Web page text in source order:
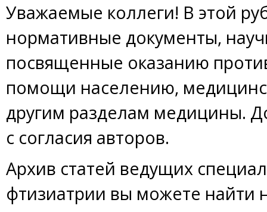
Уважаемые коллеги! В этой
нормативные документы,
посвященные оказанию
помощи населению,
другим разделам медицины.
с согласия авторов.
Архив статей ведущих
фтизиатрии вы можете найти